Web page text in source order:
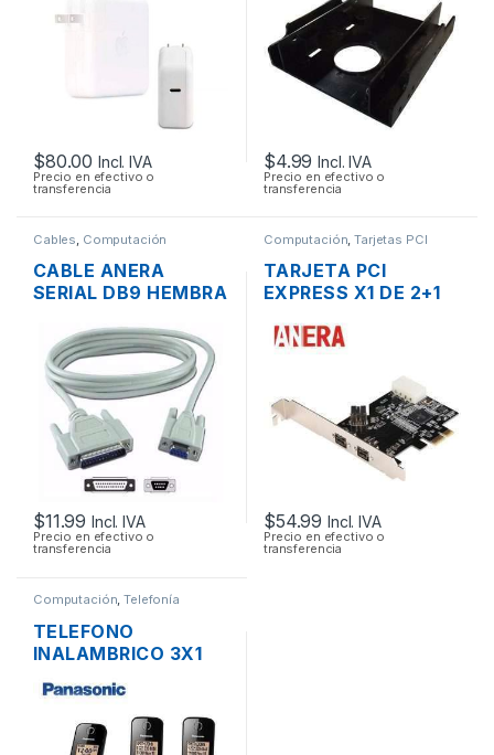
TIPO-C 3.1 20.2V
4.3A 87W ORIGINAL
$80.00 Incl. IVA
Precio en efectivo o
transferencia
$4.99 Incl. IVA
Precio en efectivo o
transferencia
Cables Computación
CABLE ANERA
SERIAL DB9 HEMBRA
MACHO 1.8MTS
$11.99 Incl. IVA
Precio en efectivo o
transferencia
Computación ,Tarjetas PCI
TARJETA PCI
EXPRESS X1 DE 2+1
IEEE-1394 PUERTO
$54.99 Incl. IVA
Precio en efectivo o
transferencia
Computación,Telefonía
TELEFONO
INALAMBRICO 3X1
TGC353 DECT 6.0 C-
ID 1.9 GHZ ALTAVOZ
CONTESTADOR